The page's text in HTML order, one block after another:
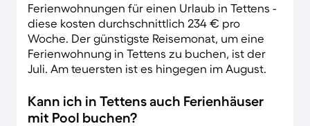
Ferienwohnungen für einen Urlaub in Tettens -
diese kosten durchschnittlich 234 € pro
Woche. Der günstigste Reisemonat, um eine
Ferienwohnung in Tettens zu buchen, ist der
Juli. Am teuersten ist es hingegen im August.
Kann ich in Tettens auch Ferienhäuser
mit Pool buchen?